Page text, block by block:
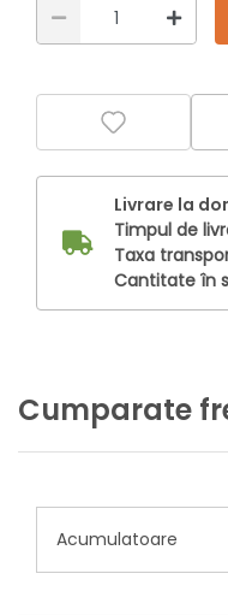
Livrare la
Timpul de
Taxa
Cantitate în
Cumparate
Acumulatoare